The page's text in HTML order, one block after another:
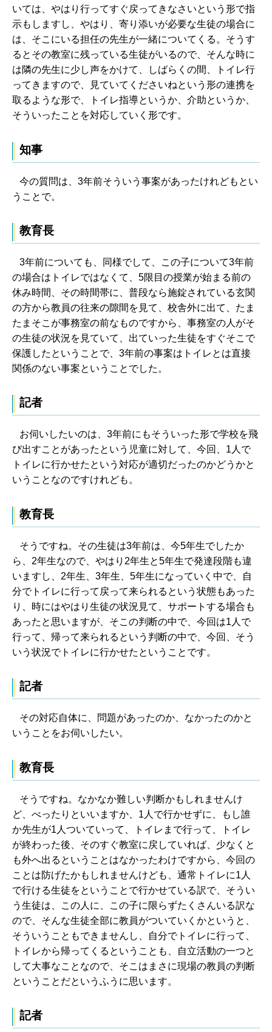
いては、やはり行ってすぐ戻ってきなさいという形で指
示もしますし、やはり、寄り添いが必要な生徒の場合に
は、そこにいる担任の先生が一緒についてくる。そうす
るとその教室に残っている生徒がいるので、そんな時に
は隣の先生に少し声をかけて、しばらくの間、トイレ行
ってきますので、見ていてくださいねという形の連携を
取るような形で、トイレ指導というか、介助というか、
そういったことを対応していく形です。
知事
今の質問は、3年前そういう事案があったけれどもとい
うことで。
教育長
3年前についても、同様でして、この子について3年前
の場合はトイレではなくて、5限目の授業が始まる前の
休み時間、その時間帯に、普段なら施錠されている玄関
の方から教員の往来の隙間を見て、校舎外に出て、たま
たまそこが事務室の前なものですから、事務室の人がそ
の生徒の状況を見ていて、出ていった生徒をすぐそこで
保護したということで、3年前の事案はトイレとは直接
関係のない事案ということでした。
記者
お伺いしたいのは、3年前にもそういった形で学校を飛
び出すことがあったという児童に対して、今回、1人で
トイレに行かせたという対応が適切だったのかどうかと
いうことなのですけれども。
教育長
そうですね。その生徒は3年前は、今5年生でしたか
ら、2年生なので、やはり2年生と5年生で発達段階も違
いますし、2年生、3年生、5年生になっていく中で、自
分でトイレに行って戻って来られるという状態もあった
り、時にはやはり生徒の状況見て、サポートする場合も
あったと思いますが、そこの判断の中で、今回は1人で
行って、帰って来られるという判断の中で、今回、そう
いう状況でトイレに行かせたということです。
記者
その対応自体に、問題があったのか、なかったのかと
いうことをお伺いしたい。
教育長
そうですね。なかなか難しい判断かもしれませんけ
ど、べったりといいますか、1人で行かせずに、もし誰
か先生が1人ついていって、トイレまで行って、トイレ
が終わった後、そのすぐ教室に戻していれば、少なくと
も外へ出るということはなかったわけですから、今回の
ことは防げたかもしれませんけども、通常トイレに1人
で行ける生徒をということで行かせている訳で、そうい
う生徒は、この人に、この子に限らずたくさんいる訳な
ので、そんな生徒全部に教員がついていくかというと、
そういうこともできませんし、自分でトイレに行って、
トイレから帰ってくるということも、自立活動の一つと
して大事なことなので、そこはまさに現場の教員の判断
ということだというふうに思います。
記者